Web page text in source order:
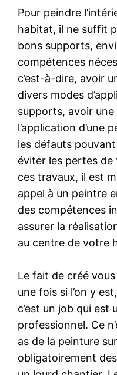
Pour peindre
habitat, il ne suffit
bons supports,
compétences
c’est-à-dire, avoir
divers modes
supports, avoir
l’application d’une
les défauts
éviter les pertes de
ces travaux, il est
appel à un peintre
des compétences
assurer la
au centre de votre
Le fait de créé
une fois si l’on y
c’est un job qui est
professionnel. Ce
as de la peinture
obligatoirement